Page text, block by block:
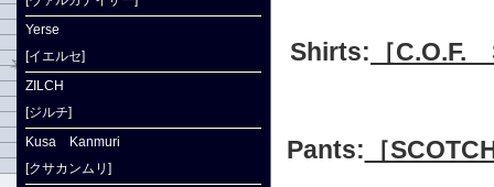
Shirts: ［
Pants: ［
Yerse
[イエルセ]
ZILCH
[ジルチ]
Kusa Kanmuri
[クサカンムリ]